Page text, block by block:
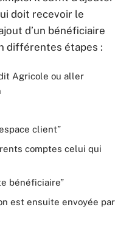
doit recevoir le
d’un bénéficiaire
différentes étapes :
Agricole ou aller
client”
comptes celui qui
bénéficiaire”
est ensuite envoyée par